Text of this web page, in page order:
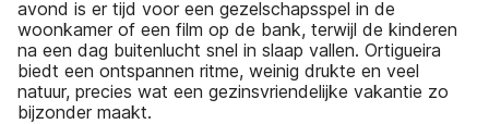
avond is er tijd voor een gezelschapsspel in de
woonkamer of een film op de bank, terwijl de kinderen
na een dag buitenlucht snel in slaap vallen. Ortigueira
biedt een ontspannen ritme, weinig drukte en veel
natuur, precies wat een gezinsvriendelijke vakantie zo
bijzonder maakt.